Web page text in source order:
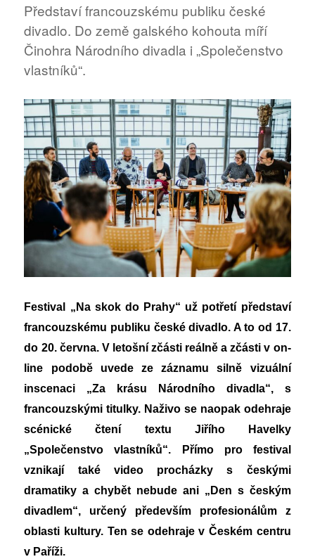
Představí francouzskému publiku české
divadlo. Do země galského kohouta míří
Činohra Národního divadla i „Společenstvo
vlastníků“.
Festival „Na skok do Prahy“ už potřetí představí
francouzskému publiku české divadlo. A to od 17.
do 20. června. V letošní zčásti reálně a zčásti v on-
line podobě uvede ze záznamu silně vizuální
inscenaci „Za krásu Národního divadla“, s
francouzskými titulky. Naživo se naopak odehraje
scénické čtení textu Jiřího Havelky
„Společenstvo vlastníků“. Přímo pro festival
vznikají také video procházky s českými
dramatiky a chybět nebude ani „Den s českým
divadlem“, určený především profesionálům z
oblasti kultury. Ten se odehraje v Českém centru
v Paříži.